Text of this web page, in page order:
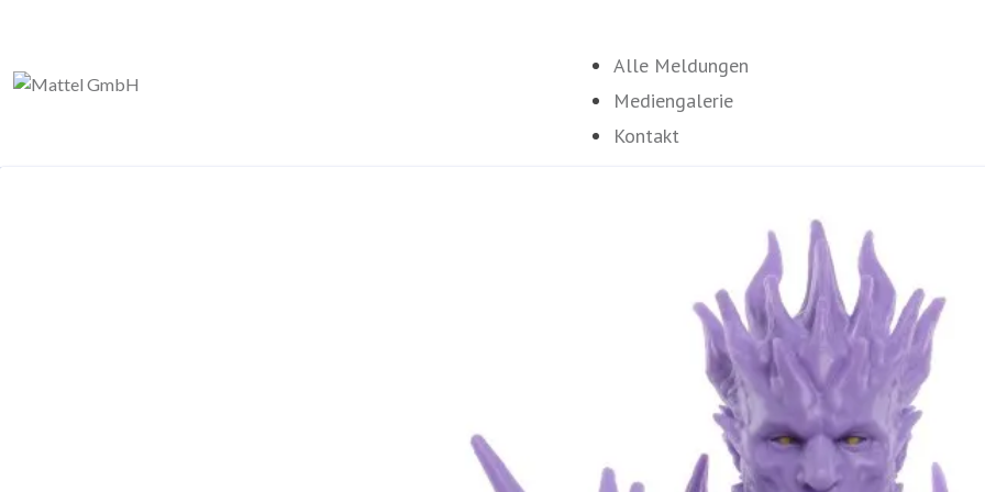
Alle Meldungen
Mediengalerie
Kontakt